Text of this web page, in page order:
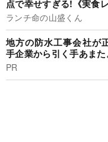
点で幸せすぎる!《実食
ランチ命の山盛くん
地方の防水工事会社が
手企業から引く手あま
PR